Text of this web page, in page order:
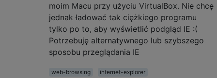
moim Macu przy użyciu VirtualBox. Nie chcę
jednak ładować tak ciężkiego programu
tylko po to, aby wyświetlić podgląd IE :(
Potrzebuję alternatywnego lub szybszego
sposobu przeglądania IE
web-browsing
internet-explorer